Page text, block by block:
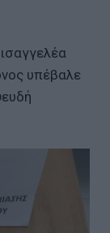
υπέβαλε